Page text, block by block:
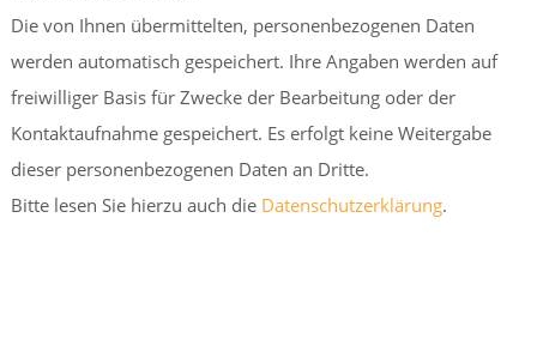
Die von Ihnen übermittelten, personenbezogenen Daten
werden automatisch gespeichert. Ihre Angaben werden auf
freiwilliger Basis für Zwecke der Bearbeitung oder der
Kontaktaufnahme gespeichert. Es erfolgt keine Weitergabe
dieser personenbezogenen Daten an Dritte.
Bitte lesen Sie hierzu auch die Datenschutzerklärung.